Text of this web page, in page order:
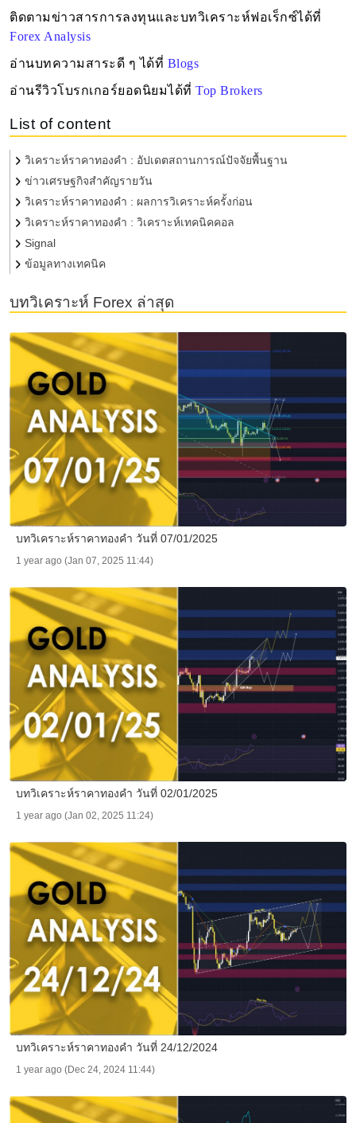
Forex Analysis
อ่านบทความสาระดี ๆ ได้ที่ Blogs
อ่านรีวิวโบรกเกอร์ยอดนิยมได้ที่ Top Brokers
List of content
วิเคราะห์ราคาทองคำ : อัปเดตสถานการณ์ปัจจัยพื้นฐาน
ข่าวเศรษฐกิจสำคัญรายวัน
วิเคราะห์ราคาทองคำ : ผลการวิเคราะห์ครั้งก่อน
วิเคราะห์ราคาทองคำ : วิเคราะห์เทคนิคคอล
Signal
ข้อมูลทางเทคนิค
บทวิเคราะห์ Forex ล่าสุด
บทวิเคราะห์ราคาทองคำ วันที่ 07/01/2025
1 year ago (Jan 07, 2025 11:44)
บทวิเคราะห์ราคาทองคำ วันที่ 02/01/2025
1 year ago (Jan 02, 2025 11:24)
บทวิเคราะห์ราคาทองคำ วันที่ 24/12/2024
1 year ago (Dec 24, 2024 11:44)